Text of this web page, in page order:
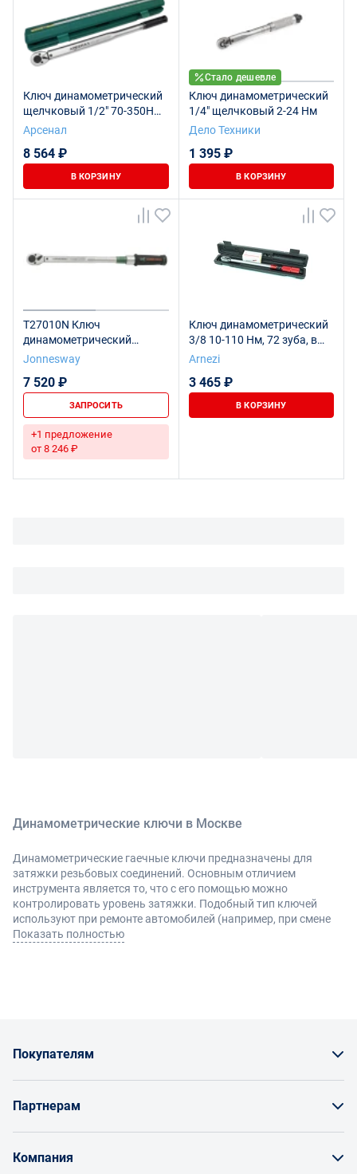
Ключ динамометрический
щелчковый 1/2" 70-350Нм
Арсенал 257-007
Арсенал
8 564 ₽
В КОРЗИНУ
Стало дешевле
Ключ динамометрический
1/4" щелчковый 2-24 Нм
Дело Техники
1 395 ₽
В КОРЗИНУ
T27010N Ключ
динамометрический
1/4"DR, 2-10 Нм
Jonnesway
7 520 ₽
ЗАПРОСИТЬ
+1 предложение
от 8 246 ₽
Ключ динамометрический
3/8 10-110 Нм, 72 зуба, в
кейсе ARNEZI R7300382
Arnezi
3 465 ₽
В КОРЗИНУ
Динамометрические ключи в Москве
Динамометрические гаечные ключи предназначены для
затяжки резьбовых соединений. Основным отличием
инструмента является то, что с его помощью можно
контролировать уровень затяжки. Подобный тип ключей
используют при ремонте автомобилей (например, при смене
свечей, установке шлангов и проч.). Инструмент также
металлических сплавов, устройство оснащается
регулировочной пружиной, с помощью которой регулируют
усилия при работе с резьбовыми элементами. Ключи также
позволяющий проводит закручивание болтов и винтов в
Показать полностью
Покупателям
Партнерам
Компания